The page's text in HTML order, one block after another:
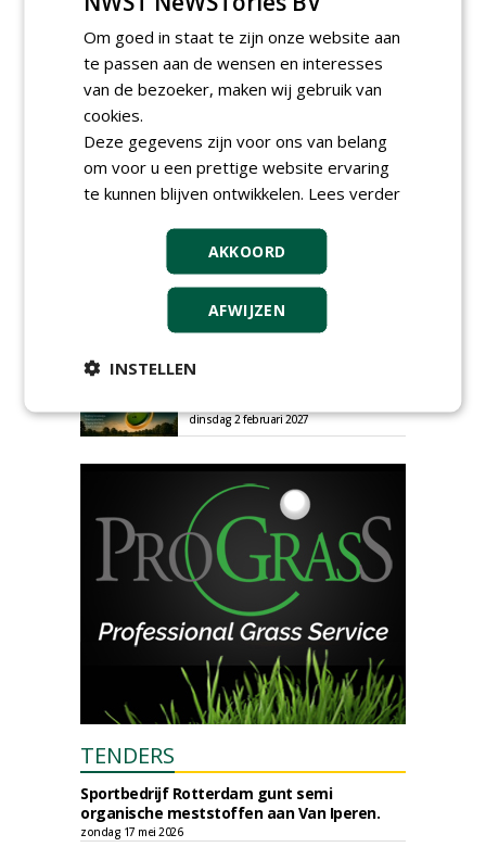
AGENDA
HAS start nieuwe opleiding
Hoofdgreenkeeper
donderdag 24 september 2026
Save the Date: Green Gala op
woensdag 2 december
European Greenkeeping
dinsdag 2 februari 2027
TENDERS
Sportbedrijf Rotterdam gunt semi
organische meststoffen aan Van Iperen.
zondag 17 mei 2026
Om goed in staat te zijn onze website aan
te passen aan de wensen en interesses
van de bezoeker, maken wij gebruik van
cookies.
Deze gegevens zijn voor ons van belang
om voor u een prettige website ervaring
te kunnen blijven ontwikkelen. Lees verder
AKKOORD
AFWIJZEN
INSTELLEN